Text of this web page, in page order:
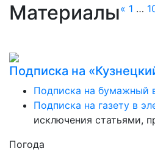
понимать и любить музыку.
Материалы« 1 …
Подписка на
Подписка на бумажный
Подписка на газету в
исключения статьями,
Погода